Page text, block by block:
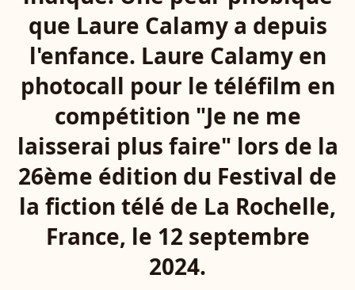
que Laure Calamy a depuis
l'enfance. Laure Calamy en
photocall pour le téléfilm en
compétition "Je ne me
laisserai plus faire" lors de la
26ème édition du Festival de
la fiction télé de La Rochelle,
France, le 12 septembre
2024.